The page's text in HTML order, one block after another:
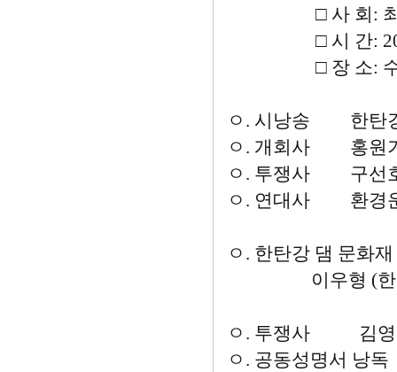
□ 사 회: 최해선
□ 시 간: 2007년
□ 장 소: 수자원
ㅇ. 시낭송 한탄강
ㅇ. 개회사 홍원기
ㅇ. 투쟁사 구선호
ㅇ. 연대사 환경
ㅇ. 한탄강 댐 문화
이우형 (한탄강
ㅇ. 투쟁사 김영
ㅇ. 공동성명서 낭